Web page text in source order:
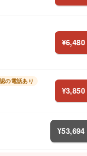
¥6,480
の電話あり
¥3,850
¥53,694